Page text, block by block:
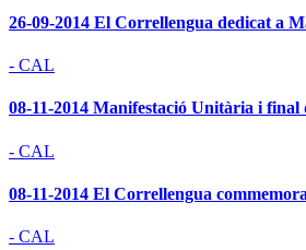
26-09-2014 El Correllengua dedicat a
- CAL
08-11-2014 Manifestació Unitària i
- CAL
08-11-2014 El Correllengua
- CAL